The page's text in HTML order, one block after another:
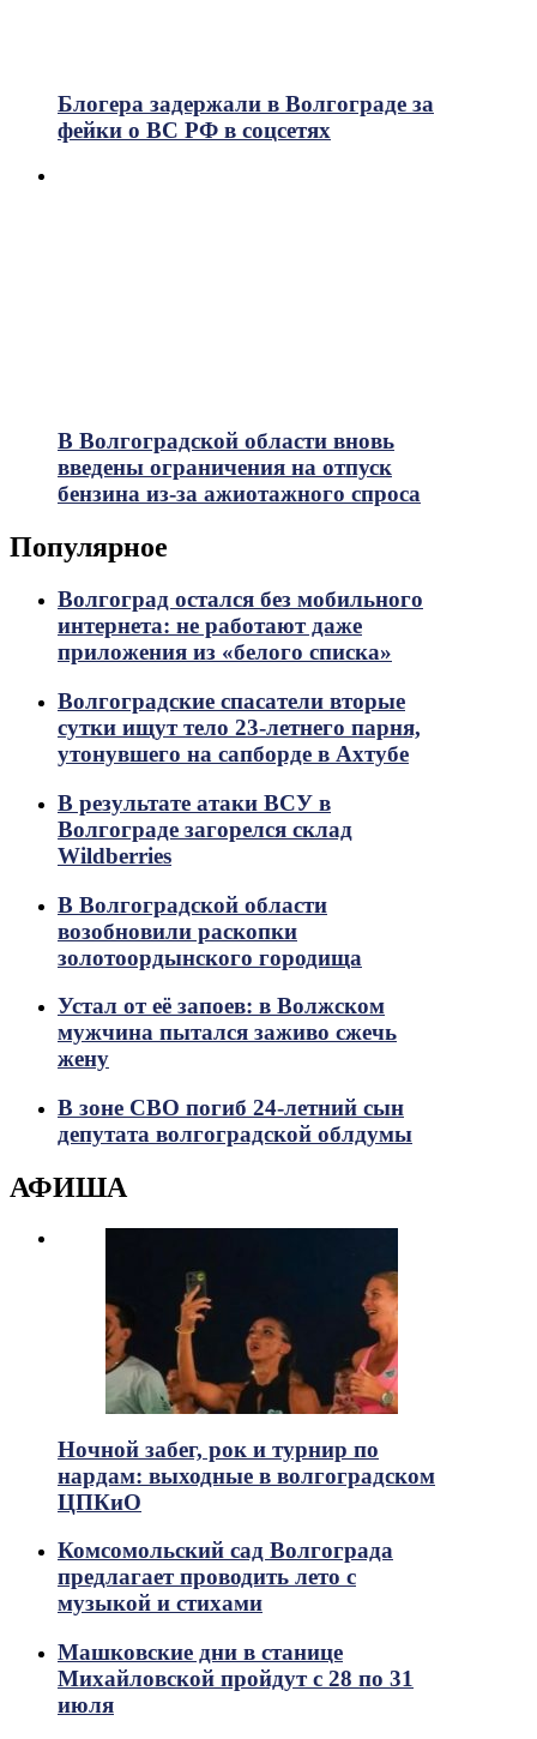
Блогера задержали в Волгограде за
фейки о ВС РФ в соцсетях
В Волгоградской области вновь
введены ограничения на отпуск
бензина из-за ажиотажного спроса
Популярное
Волгоград остался без мобильного
интернета: не работают даже
приложения из «белого списка»
Волгоградские спасатели вторые
сутки ищут тело 23-летнего парня,
утонувшего на сапборде в Ахтубе
В результате атаки ВСУ в
Волгограде загорелся склад
Wildberries
В Волгоградской области
возобновили раскопки
золотоордынского городища
Устал от её запоев: в Волжском
мужчина пытался заживо сжечь
жену
В зоне СВО погиб 24-летний сын
депутата волгоградской облдумы
АФИША
Ночной забег, рок и турнир по
нардам: выходные в волгоградском
ЦПКиО
Комсомольский сад Волгограда
предлагает проводить лето с
музыкой и стихами
Машковские дни в станице
Михайловской пройдут с 28 по 31
июля